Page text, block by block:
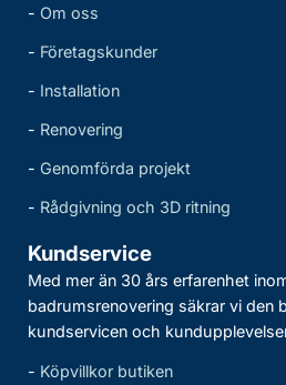
- Om oss
- Företagskunder
- Installation
- Renovering
- Genomförda projekt
- Rådgivning och 3D ritning
Kundservice
Med mer än 30 års erfarenhet
badrumsrenovering säkrar vi den
kundservicen och
- Köpvillkor butiken